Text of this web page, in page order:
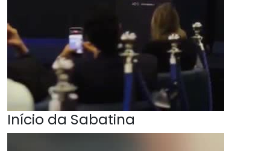
Início da Sabatina